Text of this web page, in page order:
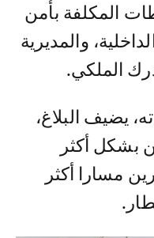
المكلفة بأمن
والمديرية
الملكي.
يضيف البلاغ،
بشكل أكثر
مسارا أكثر